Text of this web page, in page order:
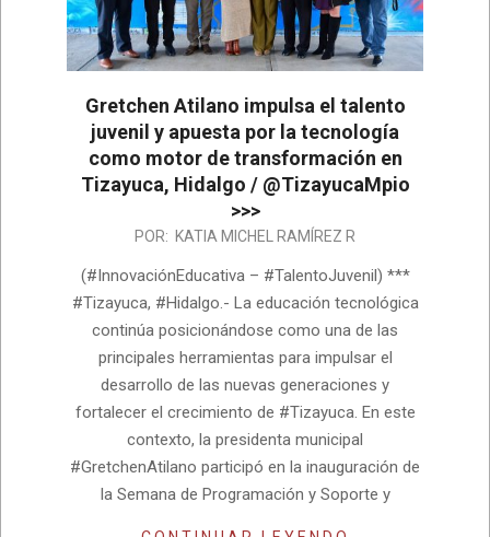
Gretchen Atilano impulsa el talento
juvenil y apuesta por la tecnología
como motor de transformación en
Tizayuca, Hidalgo / @TizayucaMpio
>>>
07-
POR: KATIA MICHEL RAMÍREZ R
(#InnovaciónEducativa – #TalentoJuvenil) ***
#Tizayuca, #Hidalgo.- La educación tecnológica
continúa posicionándose como una de las
principales herramientas para impulsar el
desarrollo de las nuevas generaciones y
fortalecer el crecimiento de #Tizayuca. En este
contexto, la presidenta municipal
#GretchenAtilano participó en la inauguración de
la Semana de Programación y Soporte y